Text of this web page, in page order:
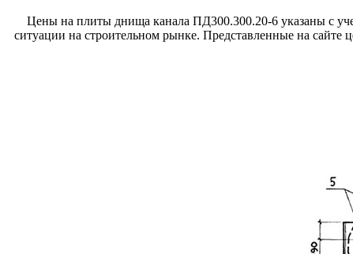
Цены на плиты днища канала ПД300.300.20-6 указаны с
ситуации на строительном рынке. Представленные на